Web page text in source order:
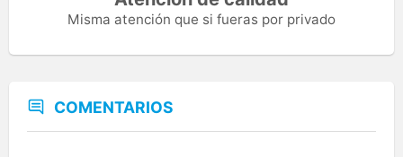
Misma atención que si fueras por privado
COMENTARIOS